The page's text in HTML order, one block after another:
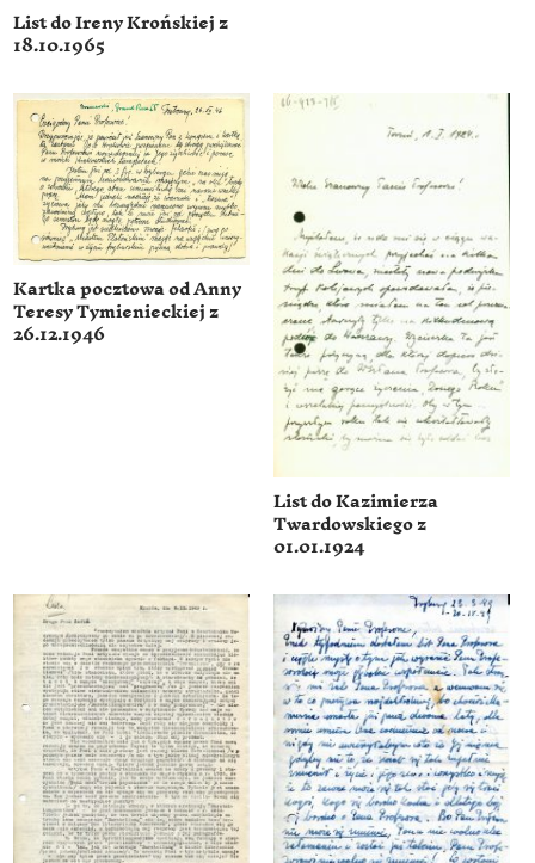
List do Ireny Krońskiej z
18.10.1965
Kartka pocztowa od Anny
Teresy Tymienieckiej z
26.12.1946
List do Kazimierza
Twardowskiego z
01.01.1924